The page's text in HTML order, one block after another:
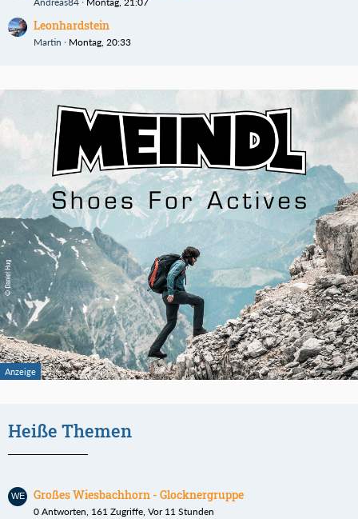
Leonhardstein
Martin Montag, 20:33
Heiße Themen
Großes Wiesbachhorn - Glocknergruppe
0 Antworten, 161 Zugriffe, Vor 11 Stunden